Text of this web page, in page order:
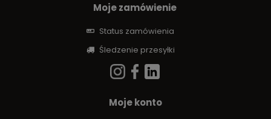
Moje zamówienie
Status zamówienia
Śledzenie przesyłki
Moje konto